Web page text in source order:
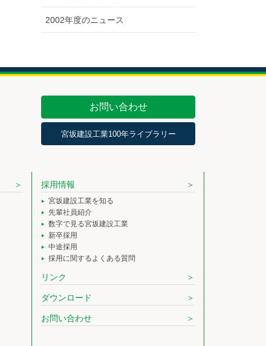
2002年度のニュース
お問い合わせ
宮坂建設工業100年ライブラリー
採用情報
宮坂建設工業を知る
先輩社員紹介
数字で見る宮坂建設工業
新卒採用
中途採用
採用に関するよくある質問
リンク
ダウンロード
お問い合わせ